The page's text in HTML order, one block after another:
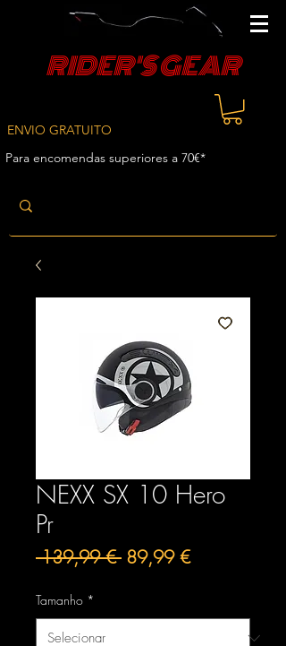
RIDER'S GEAR
ENVIO GRATUITO
Para encomendas superiores a 70€*
NEXX SX 10 Hero
Pr
139,99 € Preço
89,99 €Preço
Tamanho *